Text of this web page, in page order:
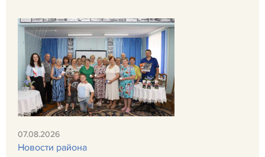
07.08.2026
Новости района